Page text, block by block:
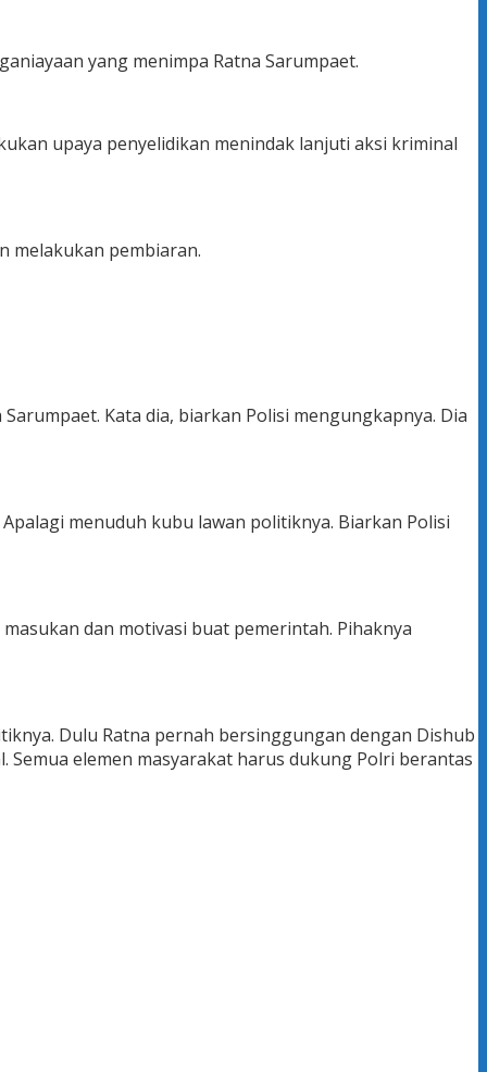
yang menimpa Ratna Sarumpaet.
upaya penyelidikan menindak lanjuti aksi kriminal
melakukan pembiaran.
Kata dia, biarkan Polisi mengungkapnya. Dia
menuduh kubu lawan politiknya. Biarkan Polisi
dan motivasi buat pemerintah. Pihaknya
Dulu Ratna pernah bersinggungan dengan Dishub
elemen masyarakat harus dukung Polri berantas